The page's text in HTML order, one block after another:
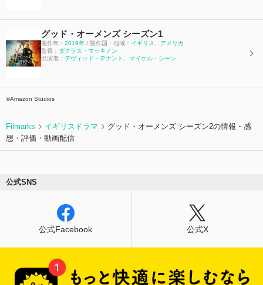
グッド・オーメンズ シーズン1
製作年： 2019年 / 製作国・地域： イギリス、 アメリカ
監督： ダグラス・マッキノン
出演者： デヴィッド・テナント 、 マイケル・シーン
©Amazon Studios
Filmarks イギリスドラマ
グッド・オーメンズ シーズン2の情報・感
想・評価・動画配信
公式SNS
公式Facebook 公式X